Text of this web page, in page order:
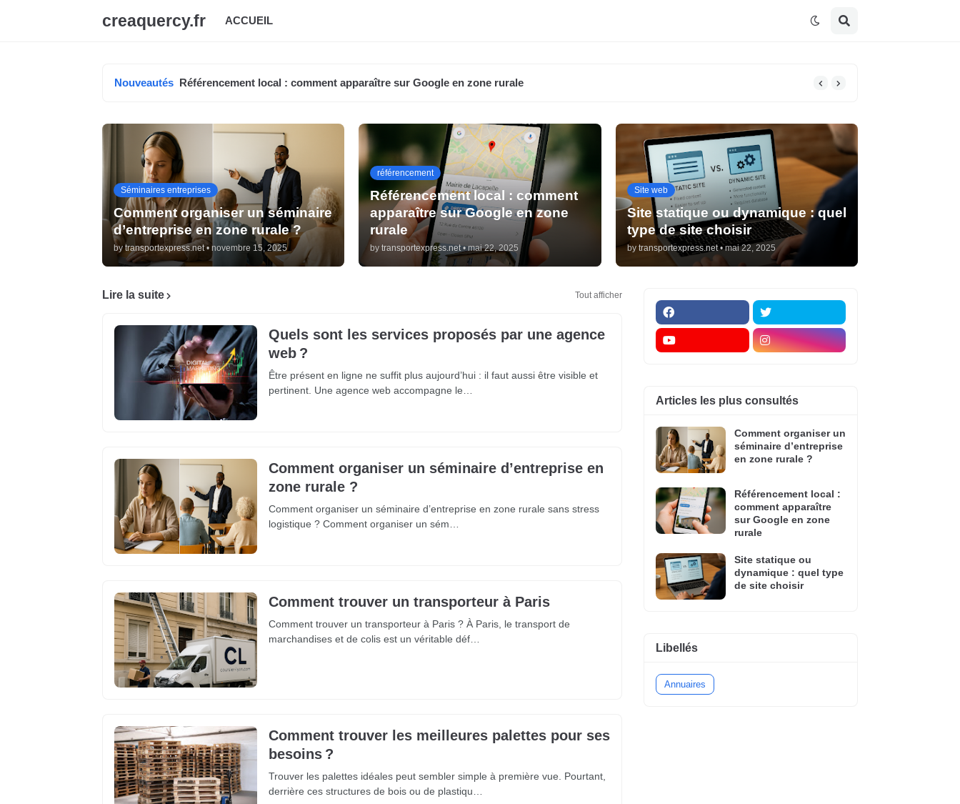
creaquercy.fr ACCUEIL
Nouveautés Référencement local : comment apparaître sur Google en zone rurale
Séminaires entreprises
Comment organiser un séminaire
d’entreprise en zone rurale ?
by transportexpress.net • novembre 15, 2025
référencement
Référencement local : comment
apparaître sur Google en zone
rurale
by transportexpress.net • mai 22, 2025
Site web
Site statique ou dynamique : quel
type de site choisir
by transportexpress.net • mai 22, 2025
Lire la suite Tout afficher
Quels sont les services proposés par une agence
web ?
Être présent en ligne ne suffit plus aujourd’hui : il faut aussi être visible et
pertinent. Une agence web accompagne le…
Comment organiser un séminaire d’entreprise en
zone rurale ?
Comment organiser un séminaire d’entreprise en zone rurale sans stress
logistique ? Comment organiser un sém…
Comment trouver un transporteur à Paris
Comment trouver un transporteur à Paris ? À Paris, le transport de
marchandises et de colis est un véritable déf…
Comment trouver les meilleures palettes pour ses
besoins ?
Trouver les palettes idéales peut sembler simple à première vue. Pourtant,
derrière ces structures de bois ou de plastiqu…
Articles les plus consultés
Comment organiser un
séminaire d’entreprise
en zone rurale ?
Référencement local :
comment apparaître
sur Google en zone
rurale
Site statique ou
dynamique : quel type
de site choisir
Libellés
Annuaires